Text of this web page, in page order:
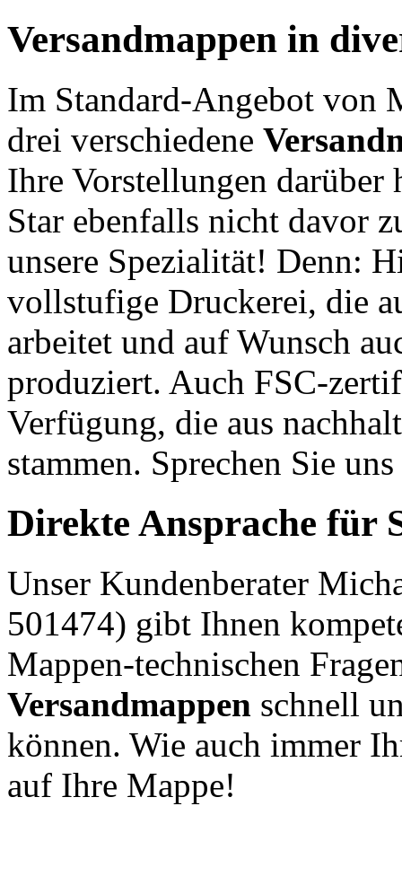
Versandmappen in
Im Standard-Angebot von
drei verschiedene
Ihre Vorstellungen darüber
Star ebenfalls nicht davor
unsere Spezialität! Denn:
vollstufige Druckerei, die
arbeitet und auf Wunsch
produziert. Auch FSC-
Verfügung, die aus
stammen. Sprechen Sie
Direkte Ansprache für
Unser Kundenberater
501474) gibt Ihnen
Mappen-technischen
Versandmappen schnell
können. Wie auch immer
auf Ihre Mappe!